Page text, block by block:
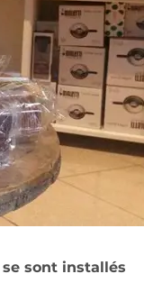
sont installés